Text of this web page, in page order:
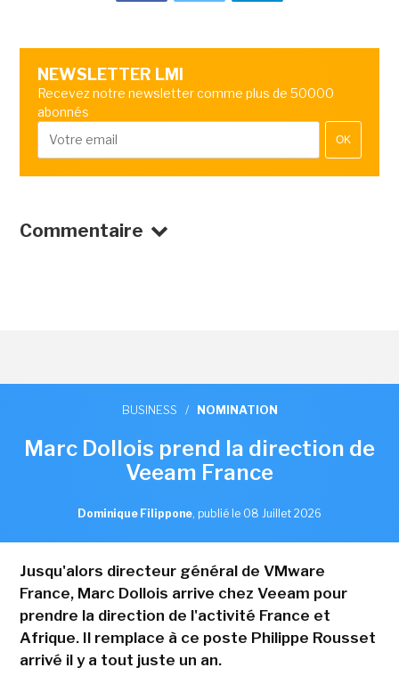
NEWSLETTER LMI
Recevez notre newsletter comme plus de 50000
abonnés
OK
Commentaire
BUSINESS / NOMINATION
Marc Dollois prend la direction de
Veeam France
Dominique Filippone, publié le 08 Juillet 2026
Jusqu'alors directeur général de VMware
France, Marc Dollois arrive chez Veeam pour
prendre la direction de l'activité France et
Afrique. Il remplace à ce poste Philippe Rousset
arrivé il y a tout juste un an.